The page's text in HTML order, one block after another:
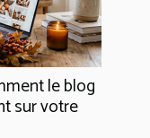
le blog
sur votre